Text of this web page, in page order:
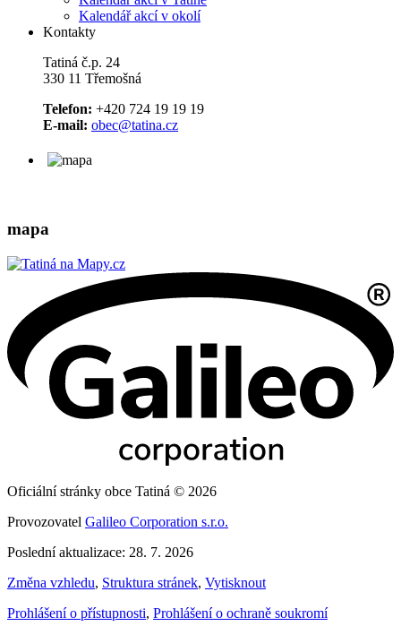
Kalendář akcí v okolí
Kontakty
Tatiná č.p. 24
330 11 Třemošná
Telefon: +420 724 19 19 19
E-mail: obec@tatina.cz
mapa
Oficiální stránky obce Tatiná © 2026
Provozovatel Galileo Corporation s.r.o.
Poslední aktualizace: 28. 7. 2026
Změna vzhledu, Struktura stránek, Vytisknout
Prohlášení o přístupnosti, Prohlášení o ochraně soukromí